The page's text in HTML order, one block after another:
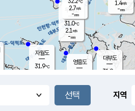
풍도
무의도
31.0℃
2.1 m/s
-mm
영흥도
자월도
31.9℃
대부도
31.9
℃
2.7m/s
-mm
1.4m/s
-mm
지역